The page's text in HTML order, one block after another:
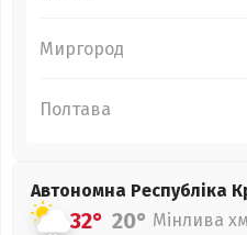
Миргород
Полтава
Автономна Республіка
32° 20° Мінлива